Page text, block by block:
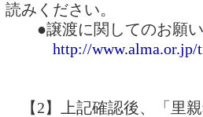
読みください。
●譲渡に関してのお願い
http://
【2】上記確認後、「里